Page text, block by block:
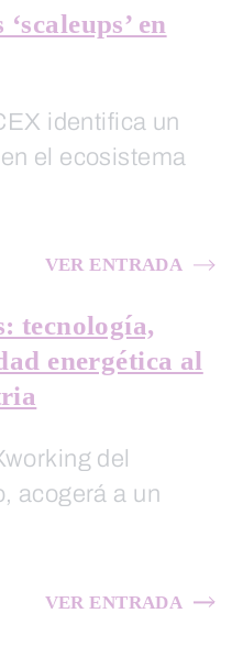
en
identifica un
el ecosistema
VER ENTRADA
tecnología,
energética al
del
acogerá a un
VER ENTRADA